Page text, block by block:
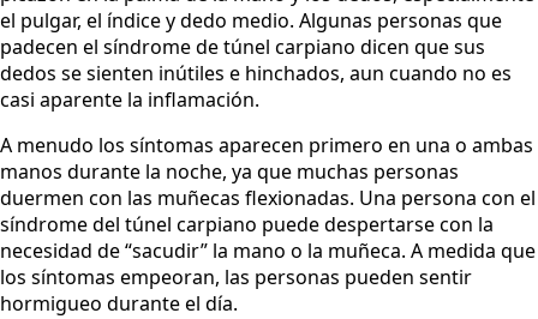
el pulgar, el índice y dedo medio. Algunas personas que
padecen el síndrome de túnel carpiano dicen que sus
dedos se sienten inútiles e hinchados, aun cuando no es
casi aparente la inflamación.
A menudo los síntomas aparecen primero en una o ambas
manos durante la noche, ya que muchas personas
duermen con las muñecas flexionadas. Una persona con el
síndrome del túnel carpiano puede despertarse con la
necesidad de “sacudir” la mano o la muñeca. A medida que
los síntomas empeoran, las personas pueden sentir
hormigueo durante el día.